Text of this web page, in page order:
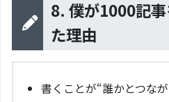
8. 僕が1000記
た理由
書くことが“誰かとつな